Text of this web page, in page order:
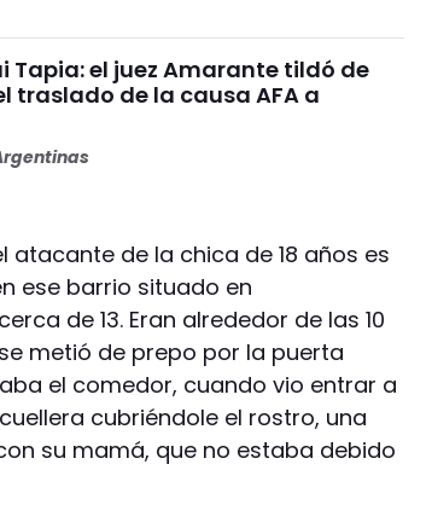
Tapia: el juez Amarante tildó de
traslado de la causa AFA a
de la chica de 18 años es
ese barrio situado en
de 13. Eran alrededor de las 10
metió de prepo por la puerta
el comedor, cuando vio entrar a
cubriéndole el rostro, una
su mamá, que no estaba debido